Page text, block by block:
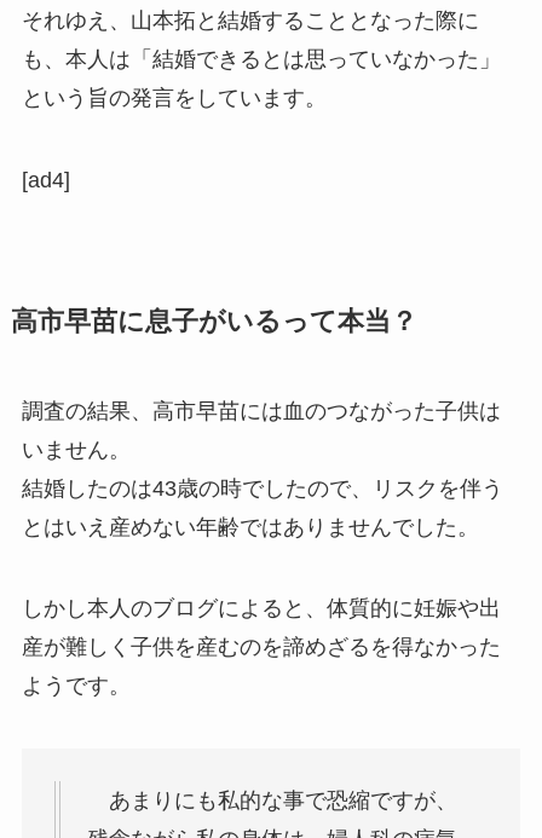
それゆえ、山本拓と結婚することとなった際に
も、本人は「結婚できるとは思っていなかった」
という旨の発言をしています。
[ad4]
高市早苗に息子がいるって本当？
調査の結果、高市早苗には血のつながった子供は
いません。
結婚したのは43歳の時でしたので、リスクを伴う
とはいえ産めない年齢ではありませんでした。
しかし本人のブログによると、体質的に妊娠や出
産が難しく子供を産むのを諦めざるを得なかった
ようです。
あまりにも私的な事で恐縮ですが、